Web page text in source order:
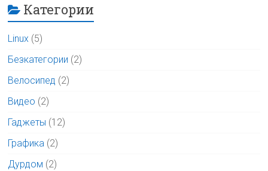
Категории
Linux (5)
Безкатегории (2)
Велосипед (2)
Видео (2)
Гаджеты (12)
Графика (2)
Дурдом (2)